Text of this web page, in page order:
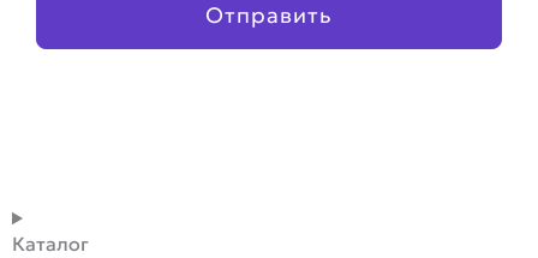
Отправить
Каталог